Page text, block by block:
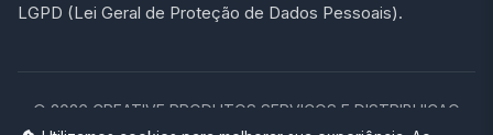
LGPD (Lei Geral de Proteção de Dados Pessoais).
© 2026 CREATIVE PRODUTOS SERVICOS E DISTRIBUICAO